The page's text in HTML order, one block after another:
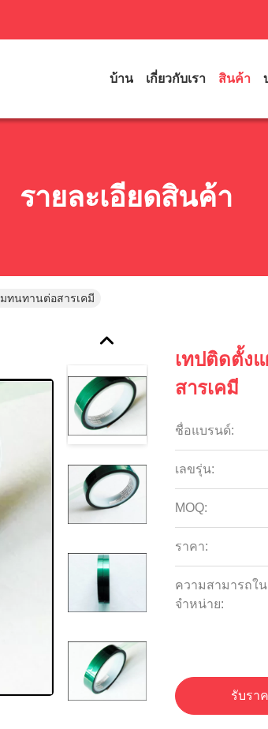
บ้าน เกี่ยวกับเรา สินค้า
รายละเอียดสินค้า
ทนทานต่อสารเคมี
เทปติดตั้ง
สารเคมี
ชื่อแบรนด์:
เลขรุ่น:
MOQ:
ราคา:
ความสามารถใ
จําหน่าย:
รับรา